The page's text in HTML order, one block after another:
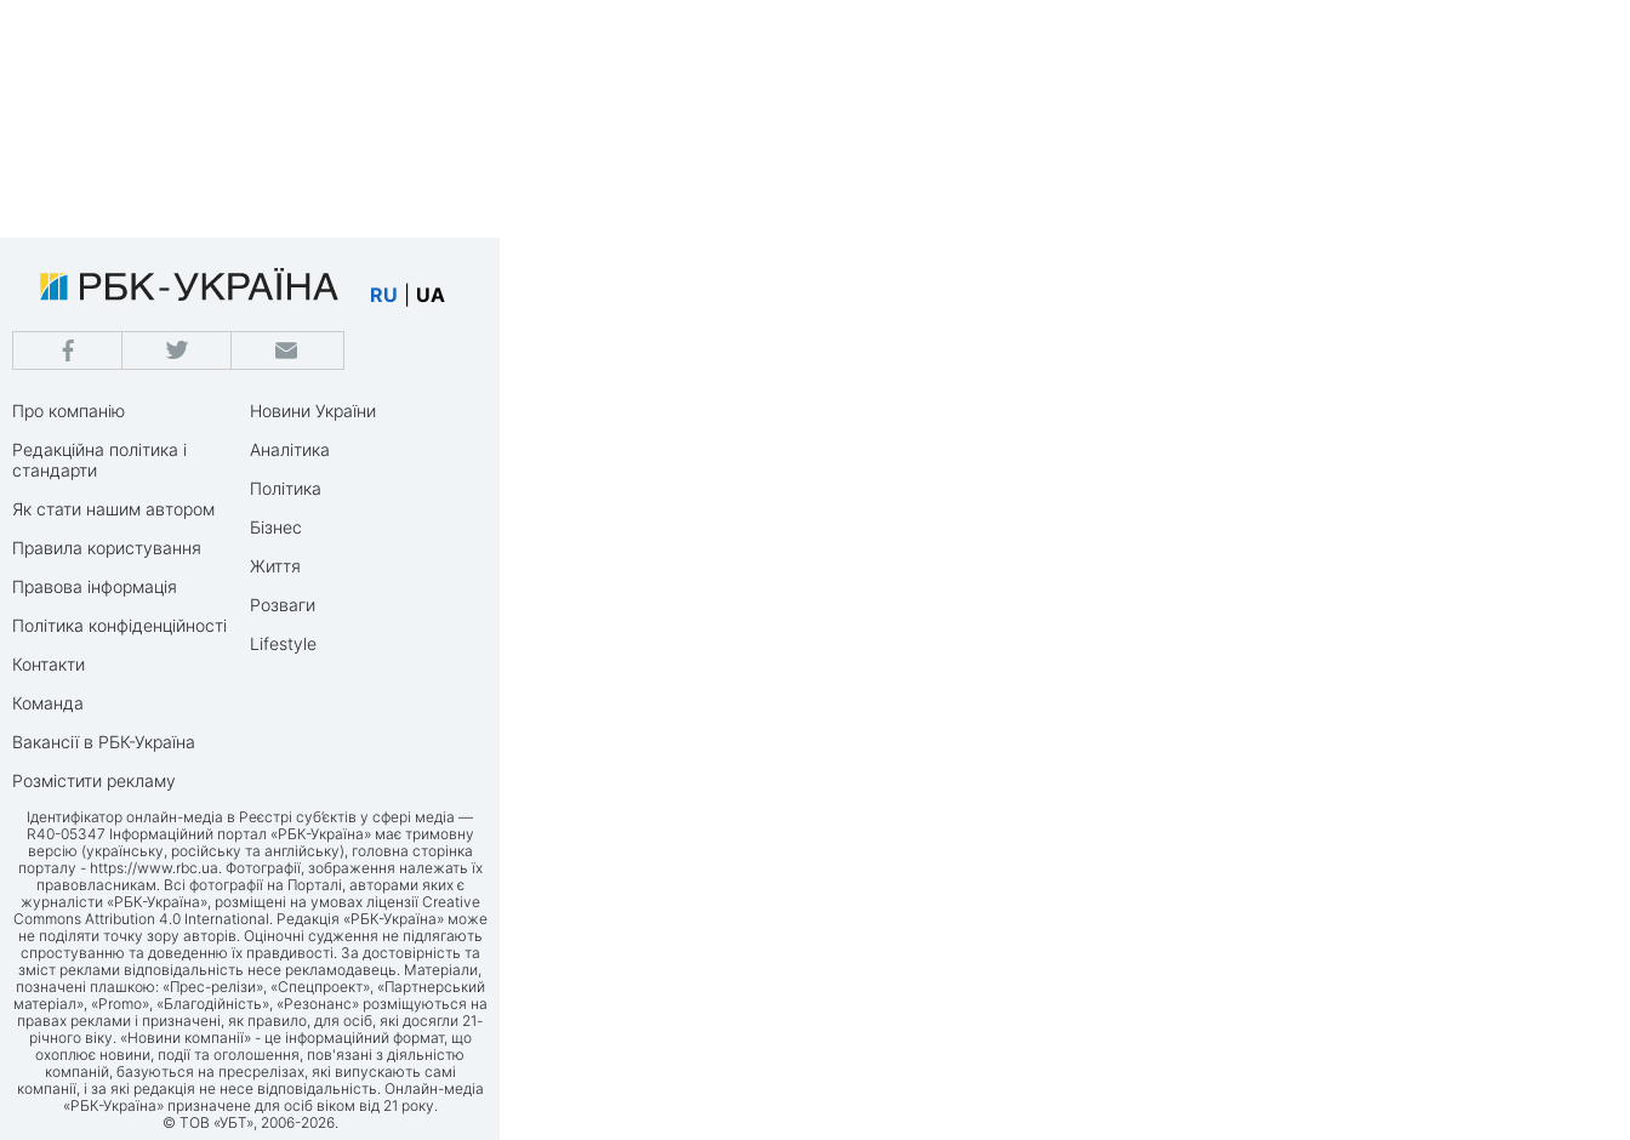
RU UA
Про компанію
Редакційна політика і
стандарти
Як стати нашим автором
Правила користування
Правова інформація
Політика конфіденційності
Контакти
Команда
Вакансії в РБК-Україна
Розмістити рекламу
Новини України
Аналітика
Політика
Бізнес
Життя
Розваги
Lifestyle
Ідентифікатор онлайн-медіа в Реєстрі суб’єктів у сфері медіа —
R40-05347 Інформаційний портал «РБК-Україна» має тримовну
версію (українську, російську та англійську), головна сторінка
порталу - https://www.rbc.ua. Фотографії, зображення належать їх
правовласникам. Всі фотографії на Порталі, авторами яких є
журналісти «РБК-Україна», розміщені на умовах ліцензії Creative
Commons Attribution 4.0 International. Редакція «РБК-Україна» може
не поділяти точку зору авторів. Оціночні судження не підлягають
спростуванню та доведенню їх правдивості. За достовірність та
зміст реклами відповідальність несе рекламодавець. Матеріали,
позначені плашкою: «Прес-релізи», «Спецпроект», «Партнерський
матеріал», «Promo», «Благодійність», «Резонанс» розміщуються на
правах реклами і призначені, як правило, для осіб, які досягли 21-
річного віку. «Новини компанії» - це інформаційний формат, що
охоплює новини, події та оголошення, пов'язані з діяльністю
компаній, базуються на пресрелізах, які випускають самі
компанії, і за які редакція не несе відповідальність. Онлайн-медіа
«РБК-Україна» призначене для осіб віком від 21 року.
© ТОВ «УБТ», 2006-2026.